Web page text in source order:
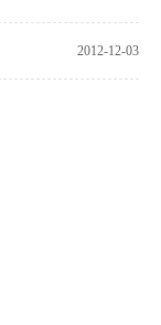
2012-12-03